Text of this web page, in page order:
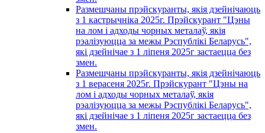
Размешчаны прэйскуранты, якія дзейнічаюць
з 1 кастрычнiка 2025г. Прэйскурант "Цэны
на лом і адходы чорных металаў, якія
рэалізуюцца за межы Рэспублікі Беларусь",
які дзейнічае з 1 лiпеня 2025г застаецца без
змен.
Размешчаны прэйскуранты, якія дзейнічаюць
з 1 верасеня 2025г. Прэйскурант "Цэны на
лом і адходы чорных металаў, якія
рэалізуюцца за межы Рэспублікі Беларусь",
які дзейнічае з 1 лiпеня 2025г застаецца без
змен.